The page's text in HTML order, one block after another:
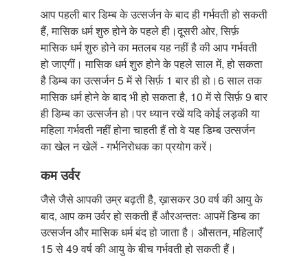
आप पहली बार डिम्ब के उत्सर्जन के बाद ही गर्भवती हो सकती
हैं, मासिक धर्म शुरु होने के पहले ही।दूसरी ओर, सिर्फ़
मासिक धर्म शुरु होने का मतलब यह नहीं है की आप गर्भवती
हो जाएगीं। मासिक धर्म शुरु होने के पहले साल में, हो सकता
है डिम्ब का उत्सर्जन 5 में से सिर्फ़ 1 बार ही हो।6 साल तक
मासिक धर्म होने के बाद भी हो सकता है, 10 में से सिर्फ़ 9 बार
ही डिम्ब का उत्सर्जन हो।पर ध्यान रखें यदि कोई लड़की या
महिला गर्भवती नहीं होना चाहती हैं तो वे यह डिम्ब उत्सर्जन
का खेल न खेलें - गर्भनिरोधक का प्रयोग करें।
कम उर्वर
जैसे जैसे आपकी उम्र बढ़ती है, ख़ासकर 30 वर्ष की आयु के
बाद, आप कम उर्वर हो सकती हैं औरअन्ततः आपमें डिम्ब का
उत्सर्जन और मासिक धर्म बंद हो जाता है। औसतन, महिलाएँ
15 से 49 वर्ष की आयु के बीच गर्भवती हो सकती हैं।